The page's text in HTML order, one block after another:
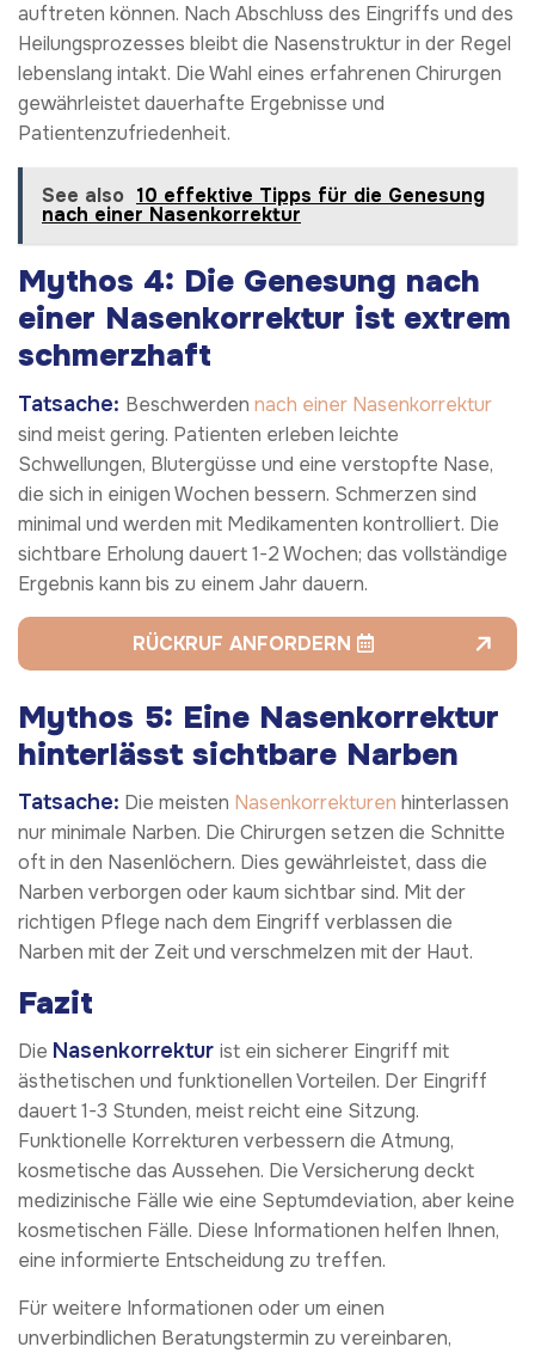
auftreten können. Nach Abschluss des Eingriffs und des
Heilungsprozesses bleibt die Nasenstruktur in der Regel
lebenslang intakt. Die Wahl eines erfahrenen Chirurgen
gewährleistet dauerhafte Ergebnisse und
Patientenzufriedenheit.
See also 10 effektive Tipps für die Genesung
nach einer Nasenkorrektur
Mythos 4: Die Genesung nach
einer Nasenkorrektur ist extrem
schmerzhaft
Tatsache: Beschwerden nach einer Nasenkorrektur
sind meist gering. Patienten erleben leichte
Schwellungen, Blutergüsse und eine verstopfte Nase,
die sich in einigen Wochen bessern. Schmerzen sind
minimal und werden mit Medikamenten kontrolliert. Die
sichtbare Erholung dauert 1-2 Wochen; das vollständige
Ergebnis kann bis zu einem Jahr dauern.
RÜCKRUF ANFORDERN
Mythos 5: Eine Nasenkorrektur
hinterlässt sichtbare Narben
Tatsache: Die meisten Nasenkorrekturen hinterlassen
nur minimale Narben. Die Chirurgen setzen die Schnitte
oft in den Nasenlöchern. Dies gewährleistet, dass die
Narben verborgen oder kaum sichtbar sind. Mit der
richtigen Pflege nach dem Eingriff verblassen die
Narben mit der Zeit und verschmelzen mit der Haut.
Fazit
Die Nasenkorrektur ist ein sicherer Eingriff mit
ästhetischen und funktionellen Vorteilen. Der Eingriff
dauert 1-3 Stunden, meist reicht eine Sitzung.
Funktionelle Korrekturen verbessern die Atmung,
kosmetische das Aussehen. Die Versicherung deckt
medizinische Fälle wie eine Septumdeviation, aber keine
kosmetischen Fälle. Diese Informationen helfen Ihnen,
eine informierte Entscheidung zu treffen.
Für weitere Informationen oder um einen
unverbindlichen Beratungstermin zu vereinbaren,